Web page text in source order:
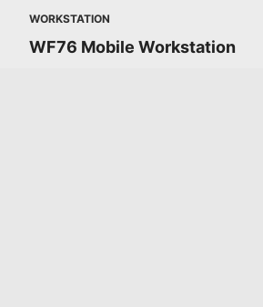
WORKSTATION
WF76 Mobile Workstation